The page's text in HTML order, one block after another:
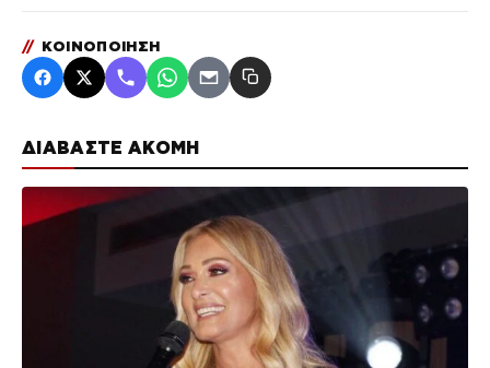
ΔΙΑΒΑΣΤΕ ΑΚΟΜΗ
// ΚΟΙΝΟΠΟΙΗΣΗ